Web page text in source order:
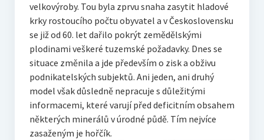
velkovýroby. Tou byla zprvu snaha zasytit hladové
krky rostoucího počtu obyvatel a v Československu
se již od 60. let dařilo pokrýt zemědělskými
plodinami veškeré tuzemské požadavky. Dnes se
situace změnila a jde především o zisk a obživu
podnikatelských subjektů. Ani jeden, ani druhý
model však důsledně nepracuje s důležitými
informacemi, které varují před deficitním obsahem
některých minerálů v úrodné půdě. Tím nejvíce
zasaženým je hořčík.